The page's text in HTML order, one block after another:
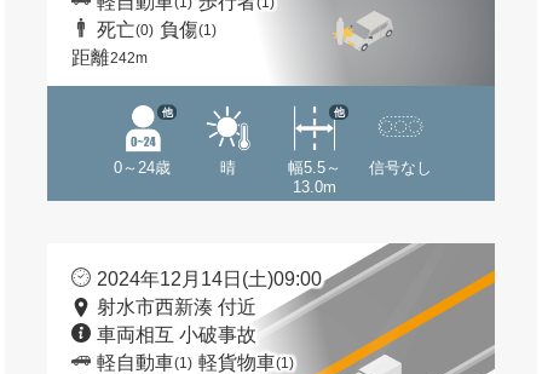
死亡(0) 負傷(1)
距離242m
0～24歳
他
晴
幅5.5～
13.0m
他
信号なし
2024年12月14日(土)09:00
射水市西新湊 付近
車両相互 小破事故
軽自動車(1) 軽貨物車(1)